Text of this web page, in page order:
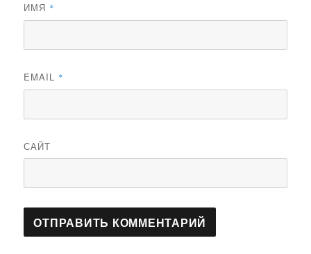
ИМЯ *
EMAIL *
САЙТ